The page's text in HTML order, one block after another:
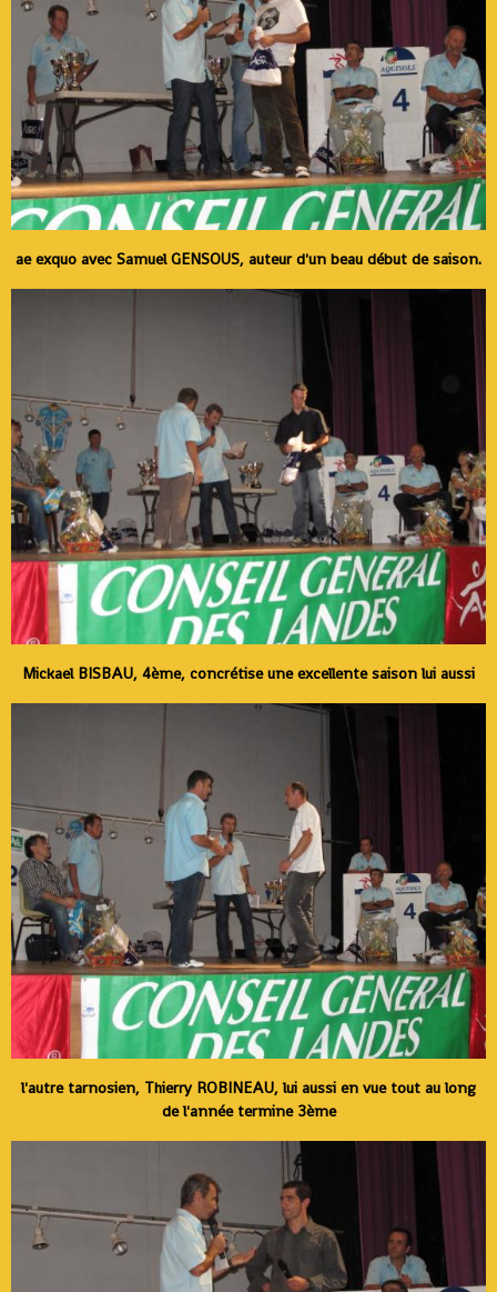
ae exquo avec Samuel GENSOUS, auteur d'un beau début de saison.
Mickael BISBAU, 4ème, concrétise une excellente saison lui aussi
l'autre tarnosien, Thierry ROBINEAU, lui aussi en vue tout au long
de l'année termine 3ème